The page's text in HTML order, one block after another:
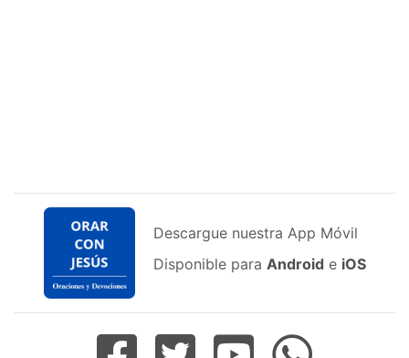
Descargue nuestra App Móvil
Disponible para Android e iOS